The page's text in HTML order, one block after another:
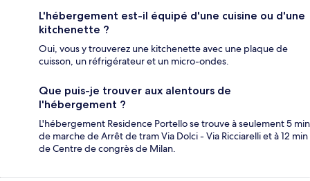
L'hébergement est-il équipé d'une cuisine ou d'une
kitchenette ?
Oui, vous y trouverez une kitchenette avec une plaque de
cuisson, un réfrigérateur et un micro-ondes.
Que puis-je trouver aux alentours de
l'hébergement ?
L'hébergement Residence Portello se trouve à seulement 5 min
de marche de Arrêt de tram Via Dolci - Via Ricciarelli et à 12 min
de Centre de congrès de Milan.